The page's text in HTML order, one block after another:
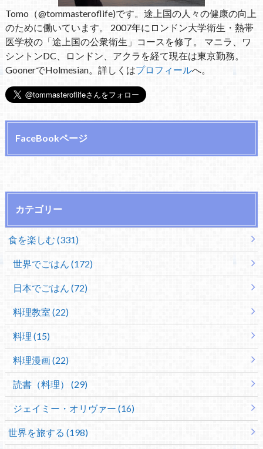
Tomo（@tommasteroflife)です。途上国の人々の健康の向上
のために働いています。 2007年にロンドン大学衛生・熱帯
医学校の「途上国の公衆衛生」コースを修了。 マニラ、ワ
シントンDC、ロンドン、アクラを経て現在は東京勤務。
GoonerでHolmesian。詳しくはプロフィールへ。
FaceBookページ
カテゴリー
食を楽しむ (331)
世界でごはん (172)
日本でごはん (72)
料理教室 (22)
料理 (15)
料理漫画 (22)
読書（料理） (29)
ジェイミー・オリヴァー (16)
世界を旅する (198)